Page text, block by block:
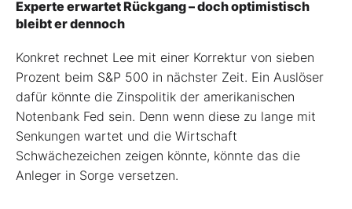
Experte erwartet Rückgang – doch optimistisch
bleibt er dennoch
Konkret rechnet Lee mit einer Korrektur von sieben
Prozent beim S&P 500 in nächster Zeit. Ein Auslöser
dafür könnte die Zinspolitik der amerikanischen
Notenbank Fed sein. Denn wenn diese zu lange mit
Senkungen wartet und die Wirtschaft
Schwächezeichen zeigen könnte, könnte das die
Anleger in Sorge versetzen.